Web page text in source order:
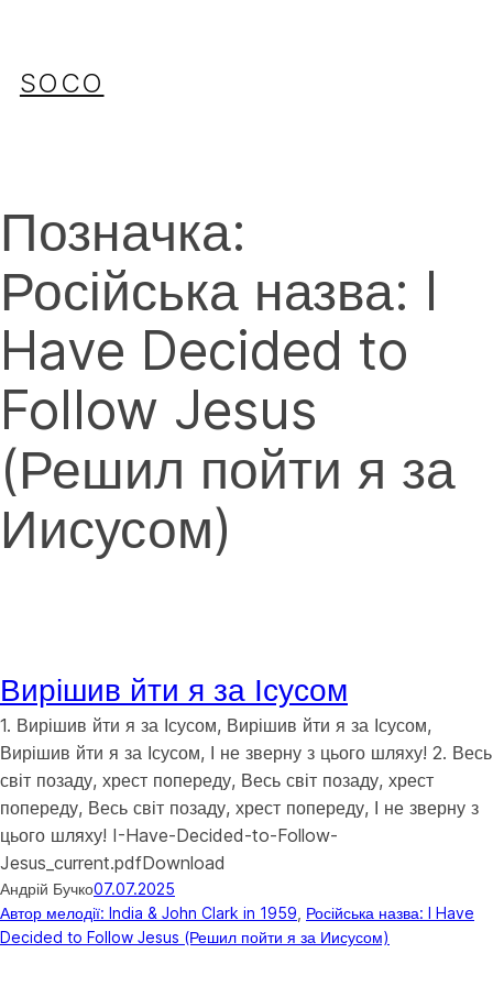
SOCO
Позначка:
Російська назва: I
Have Decided to
Follow Jesus
(Решил пойти я за
Иисусом)
Вирішив йти я за Ісусом
1. Вирішив йти я за Ісусом, Вирішив йти я за Ісусом,
Вирішив йти я за Ісусом, І не зверну з цього шляху! 2. Весь
світ позаду, хрест попереду, Весь світ позаду, хрест
попереду, Весь світ позаду, хрест попереду, І не зверну з
цього шляху! I-Have-Decided-to-Follow-
Jesus_current.pdfDownload
Андрій Бучко07.07.2025
Автор мелодії: India & John Clark in 1959 Російська назва: I Have
Decided to Follow Jesus (Решил пойти я за Иисусом)